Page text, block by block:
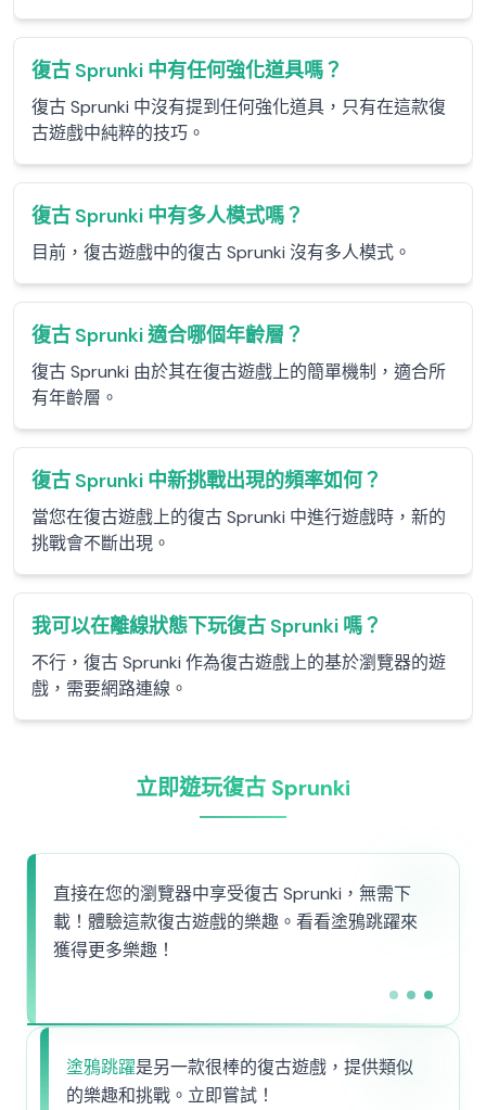
復古 Sprunki 中有任何強化道具嗎？
復古 Sprunki 中沒有提到任何強化道具，只有在這款復
古遊戲中純粹的技巧。
復古 Sprunki 中有多人模式嗎？
目前，復古遊戲中的復古 Sprunki 沒有多人模式。
復古 Sprunki 適合哪個年齡層？
復古 Sprunki 由於其在復古遊戲上的簡單機制，適合所
有年齡層。
復古 Sprunki 中新挑戰出現的頻率如何？
當您在復古遊戲上的復古 Sprunki 中進行遊戲時，新的
挑戰會不斷出現。
我可以在離線狀態下玩復古 Sprunki 嗎？
不行，復古 Sprunki 作為復古遊戲上的基於瀏覽器的遊
戲，需要網路連線。
立即遊玩復古 Sprunki
直接在您的瀏覽器中享受復古 Sprunki，無需下
載！體驗這款復古遊戲的樂趣。看看塗鴉跳躍來
獲得更多樂趣！
塗鴉跳躍是另一款很棒的復古遊戲，提供類似
的樂趣和挑戰。立即嘗試！